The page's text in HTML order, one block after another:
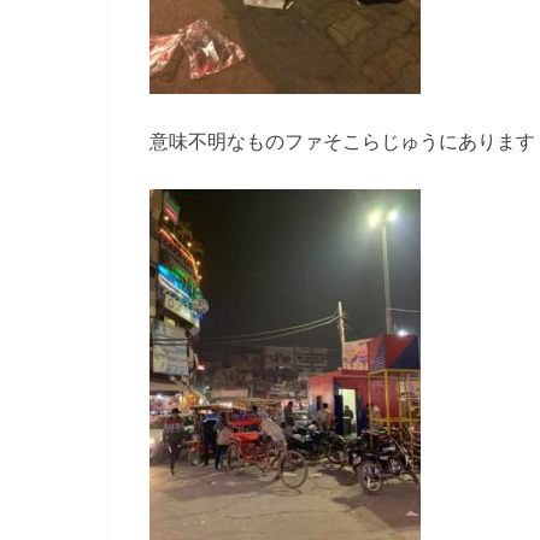
意味不明なものファそこらじゅうにあります